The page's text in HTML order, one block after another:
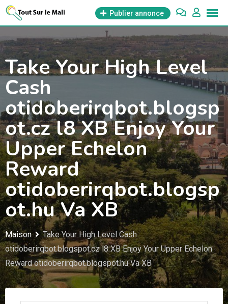
Aller
Publier annonce
Take Your High Level
Cash
otidoberirqbot.blogsp
ot.cz l8 XB Enjoy Your
Upper Echelon
Reward
otidoberirqbot.blogsp
ot.hu Va XB
Maison
Take Your High Level Cash
otidoberirqbot.blogspot.cz l8 XB Enjoy Your Upper Echelon
Reward otidoberirqbot.blogspot.hu Va XB